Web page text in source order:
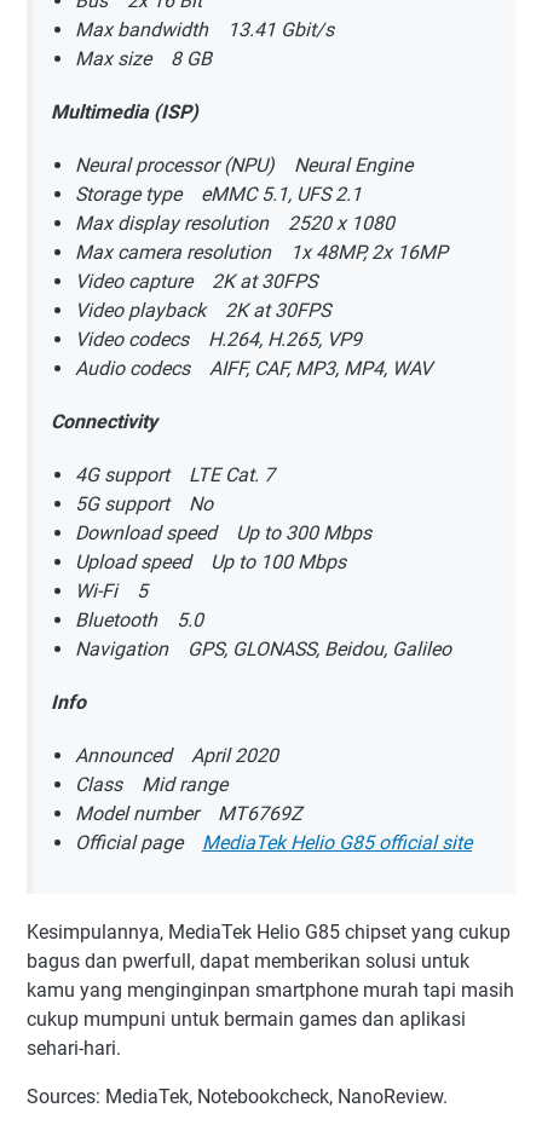
Max bandwidth 13.41 Gbit/s
Max size 8 GB
Multimedia (ISP)
Neural processor (NPU) Neural Engine
Storage type eMMC 5.1, UFS 2.1
Max display resolution 2520 x 1080
Max camera resolution 1x 48MP, 2x 16MP
Video capture 2K at 30FPS
Video playback 2K at 30FPS
Video codecs H.264, H.265, VP9
Audio codecs AIFF, CAF, MP3, MP4, WAV
Connectivity
4G support LTE Cat. 7
5G support No
Download speed Up to 300 Mbps
Upload speed Up to 100 Mbps
Wi-Fi 5
Bluetooth 5.0
Navigation GPS, GLONASS, Beidou, Galileo
Info
Announced April 2020
Class Mid range
Model number MT6769Z
Official page MediaTek Helio G85 official site
Kesimpulannya, MediaTek Helio G85 chipset yang cukup
bagus dan pwerfull, dapat memberikan solusi untuk
kamu yang menginginpan smartphone murah tapi masih
cukup mumpuni untuk bermain games dan aplikasi
sehari-hari.
Sources: MediaTek, Notebookcheck, NanoReview.